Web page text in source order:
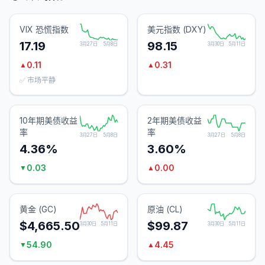
VIX 恐慌指数
17.19 3月27日 5月8日
▲ 0.11
✅ 市场平静
美元指数 (DXY)
98.15 3月30日 5月11日
▲ 0.31
10年期美债收益
率
4.36%
3月27日 5月8日
▼ 0.03
2年期美债收益
率
3.60%
3月27日 5月8日
▲ 0.00
黄金 (GC)
$4,665.503月30日 5月11日
▼54.90
原油 (CL)
$99.87 3月30日 5月11日
▲ 4.45